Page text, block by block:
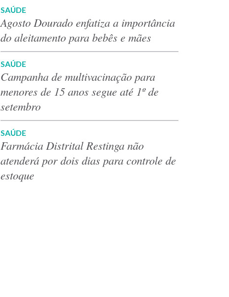
SAÚDE
Agosto Dourado enfatiza a importância
do aleitamento para bebês e mães
SAÚDE
Campanha de multivacinação para
menores de 15 anos segue até 1º de
setembro
SAÚDE
Farmácia Distrital Restinga não
atenderá por dois dias para controle de
estoque